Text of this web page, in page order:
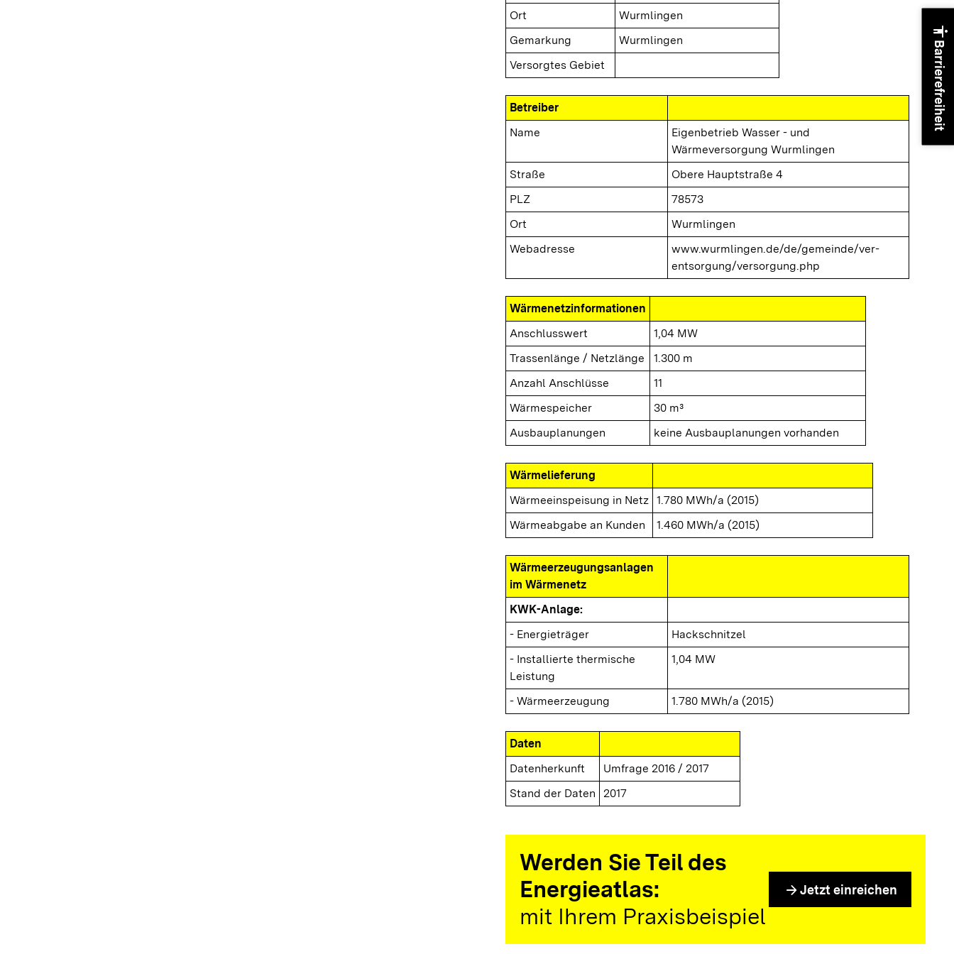
Ort
Wurmlingen
Gemarkung
Wurmlingen
Versorgtes Gebiet
Betreiber
Name
Eigenbetrieb Wasser - und
Wärmeversorgung Wurmlingen
Straße
Obere Hauptstraße 4
PLZ
78573
Ort
Wurmlingen
Webadresse
www.wurmlingen.de/de/gemeinde/ver-
entsorgung/versorgung.php
Wärmenetzinformationen
Anschlusswert
1,04 MW
Trassenlänge / Netzlänge
1.300 m
Anzahl Anschlüsse
11
Wärmespeicher
30 m³
Ausbauplanungen
keine Ausbauplanungen vorhanden
Wärmelieferung
Wärmeeinspeisung in Netz 1.780 MWh/a (2015)
Wärmeabgabe an Kunden
1.460 MWh/a (2015)
Wärmeerzeugungsanlagen
im Wärmenetz
KWK-Anlage:
- Energieträger
Hackschnitzel
- Installierte thermische
Leistung
1,04 MW
- Wärmeerzeugung 1.780 MWh/a (2015)
Daten
Datenherkunft
Umfrage 2016 / 2017
Stand der Daten
2017
Werden Sie Teil des
Energieatlas:
mit Ihrem Praxisbeispiel
arrow_forward Jetzt einreichen
accessibility
Barrierefreiheit